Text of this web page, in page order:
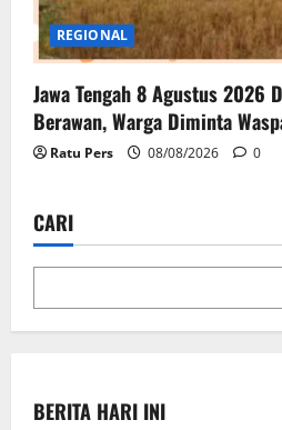
REGIONAL
Jawa Tengah 8 Agustus 2026
Berawan, Warga Diminta
Ratu Pers 08/08/2026 0
CARI
BERITA HARI INI